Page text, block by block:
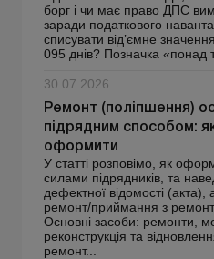
борг і чи має право ДПС
заради податкового
списувати від’ємне
095 днів? Позначка «понад
30.07.2026
Ремонт (поліпшення)
підрядним способом:
оформити
У статті розповімо, як
силами підрядників, та
дефектної відомості (акта),
ремонт/приймання з
Основні засоби: ремонти,
реконструкція та
ремонт...